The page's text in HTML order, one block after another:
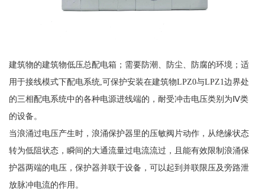
建筑物的建筑物低压总配电箱；需要防潮、防尘、防腐的环境；适
用于接线模式下配电系统,可保护安装在建筑物LPZ0与LPZ1边界处
的三相配电系统中的各种电源进线端的，耐受冲击电压类别为Ⅳ类
的设备。
当浪涌过电压产生时，浪涌保护器里的压敏阀片动作，从绝缘状态
转为低阻状态，瞬间的大通流量过电流流过，且能有效限制浪涌保
护器两端的电压，保护器并联于设备，可以起到并联限压及旁路泄
放脉冲电流的作用。